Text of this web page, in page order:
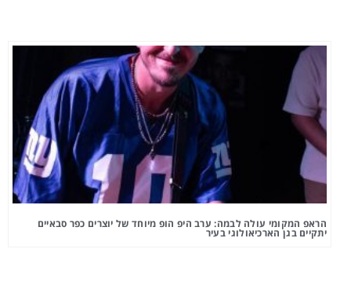
הראפ המקומי עולה לבמה: ערב היפ הופ מיוחד של יוצרים כפר סבאיים
יתקיים בגן הארכיאולוגי בעיר